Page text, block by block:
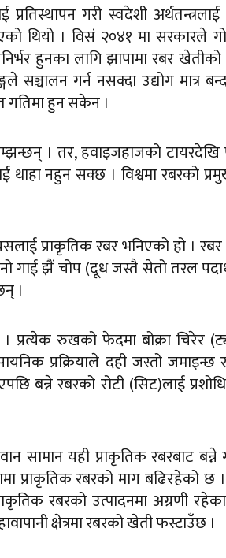
गरी स्वदेशी अर्थतन्त्रलाई
थियो । विसं २०४१ मा सरकारले
हुनका लागि झापामा रबर
सञ्चालन गर्न नसक्दा उद्योग मात्र
गतिमा हुन सकेन ।
। तर, हवाइजहाजको टायरदेखि
नहुन सक्छ । विश्वमा रबरको
प्राकृतिक रबर भनिएको हो ।
गाई झैं चोप (दूध जस्तै सेतो तरल
।
रुखको फेदमा बोक्रा चिरेर
प्रक्रियाले दही जस्तो जमाइन्छ
बन्ने रबरको रोटी (सिट)लाई
सामान यही प्राकृतिक रबरबाट बन्ने
प्राकृतिक रबरको माग बढिरहेको छ
रबरको उत्पादनमा अग्रणी
क्षेत्रमा रबरको खेती फस्टाउँछ ।